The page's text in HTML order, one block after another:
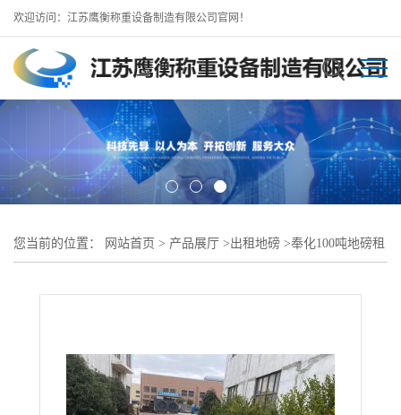
欢迎访问：江苏鹰衡称重设备制造有限公司官网！
您当前的位置： 网站首页 > 产品展厅 >出租地磅 >奉化100吨地磅租